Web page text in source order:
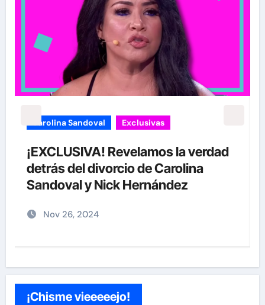
carolina Sandoval Exclusivas
¡EXCLUSIVA! Revelamos la verdad
detrás del divorcio de Carolina
Sandoval y Nick Hernández
Nov 26, 2024
¡Chisme vieeeeejo!